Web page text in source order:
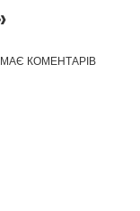
КОМЕНТАРІВ